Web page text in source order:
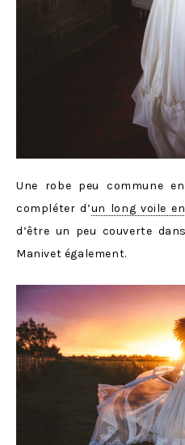
Une robe peu commune
compléter d’un long voile
d’être un peu couverte
Manivet également.